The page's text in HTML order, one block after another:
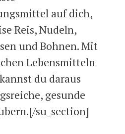
auf dich,
Reis, Nudeln,
und Bohnen. Mit
Lebensmitteln
du daraus
gesunde
su_section]